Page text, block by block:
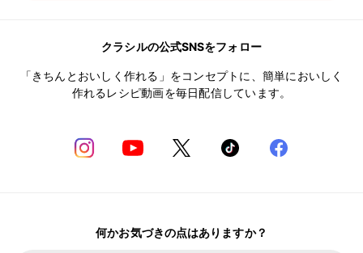
クラシルの公式SNSをフォロー
「きちんとおいしく作れる」をコンセプトに、簡単においしく
作れるレシピ動画を毎日配信しています。
何かお気づきの点はありますか？